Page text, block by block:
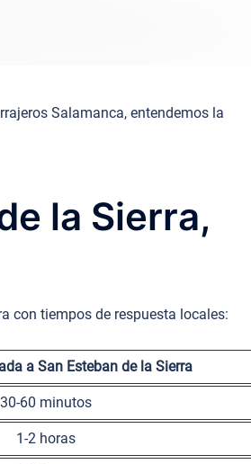
Salamanca, entendemos la
la Sierra,
con tiempos de respuesta locales:
a San Esteban de la Sierra
30-60 minutos
1-2 horas